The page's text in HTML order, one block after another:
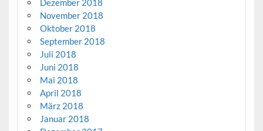
Dezember 2018
November 2018
Oktober 2018
September 2018
Juli 2018
Juni 2018
Mai 2018
April 2018
März 2018
Januar 2018